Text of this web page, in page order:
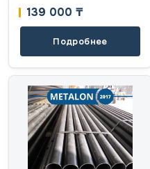
139 000 ₸
Подробнее